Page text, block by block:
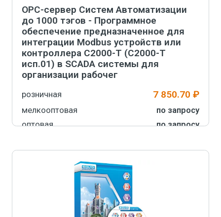
OPC-сервер Систем Автоматизации
до 1000 тэгов - Программное
обеспечение предназначенное для
интеграции Modbus устройств или
контроллера С2000-Т (С2000-Т
исп.01) в SCADA системы для
организации рабочег
розничная 7 850.70 ₽
мелкооптовая
по запросу
оптовая
по запросу
Артикул
916-735-033
+
В корзину